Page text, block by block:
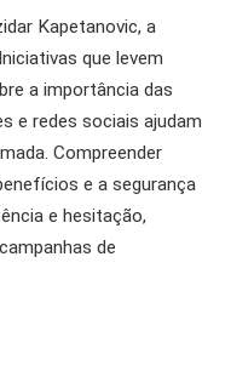
Kapetanovic, a
que levem
a importância das
e redes sociais ajudam
Compreender
e a segurança
e hesitação,
de